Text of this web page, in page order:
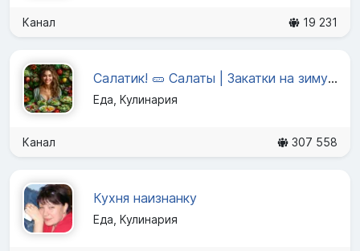
Канал 19 231
Салатик! 🥒 Салаты | Закатки на зиму | Закуски
Еда, Кулинария
Канал 307 558
Кухня наизнанку
Еда, Кулинария